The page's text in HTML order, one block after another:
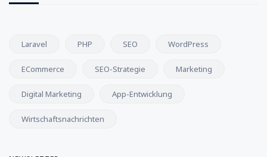
Laravel PHP SEO WordPress
ECommerce SEO-Strategie Marketing
Digital Marketing App-Entwicklung
Wirtschaftsnachrichten